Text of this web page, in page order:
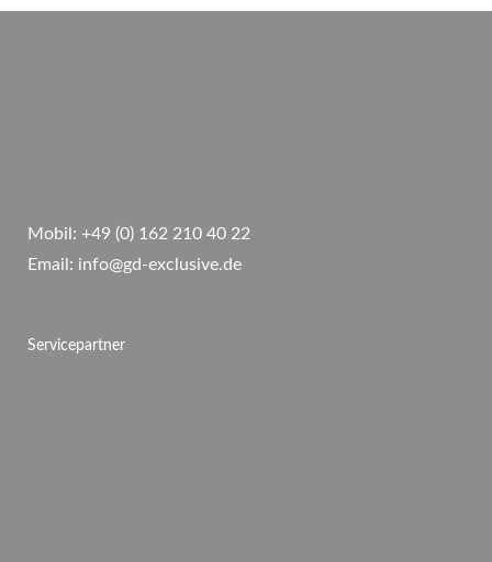
Mobil: +49 (0) 162 210 40 22
Email: info@gd-exclusive.de
Servicepartner